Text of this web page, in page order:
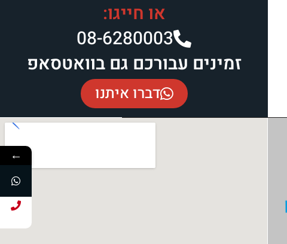
או חייגו:
08-6280003​
זמינים עבורכם גם בוואטסאפ
דברו איתנו
←